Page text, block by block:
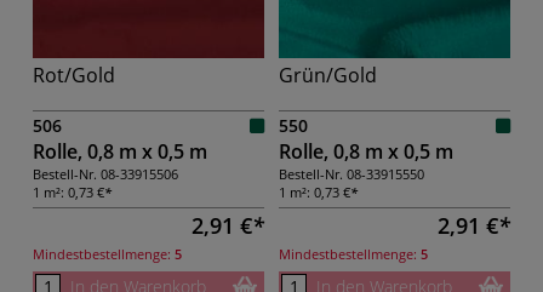
Rot/Gold
506
Rolle, 0,8 m x 0,5 m
Bestell-Nr. 08-33915506
1 m²: 0,73 €
2,91 €
Mindestbestellmenge: 5
In den Warenkorb
Grün/Gold
550
Rolle, 0,8 m x 0,5 m
Bestell-Nr. 08-33915550
1 m²: 0,73 €
2,91 €
Mindestbestellmenge: 5
In den Warenkorb